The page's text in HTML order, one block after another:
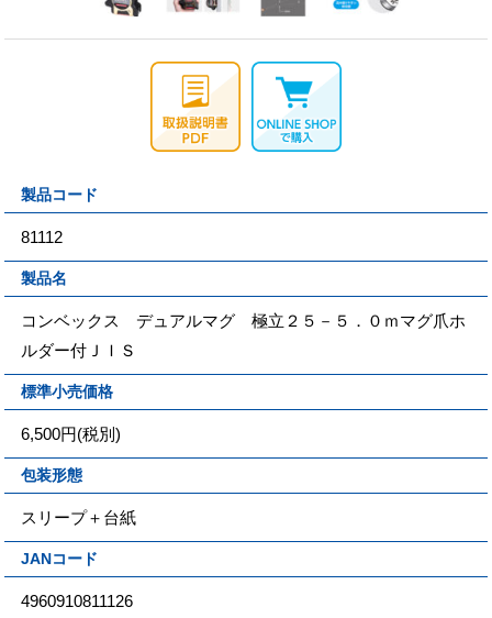
製品コード
81112
製品名
コンベックス デュアルマグ 極立２５－５．０ｍマグ爪ホ
ルダー付ＪＩＳ
標準小売価格
6,500円(税別)
包装形態
スリープ＋台紙
JANコード
4960910811126